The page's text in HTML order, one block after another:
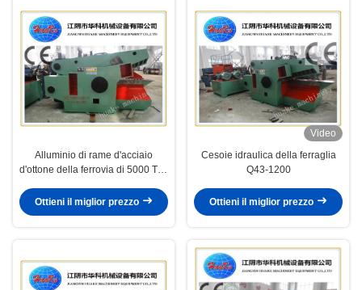
Alluminio di rame d'acciaio
d'ottone della ferrovia di 5000 Ton
Ottieni il miglior prezzo
Video
Cesoie idraulica della ferraglia
Q43-1200
Ottieni il miglior prezzo